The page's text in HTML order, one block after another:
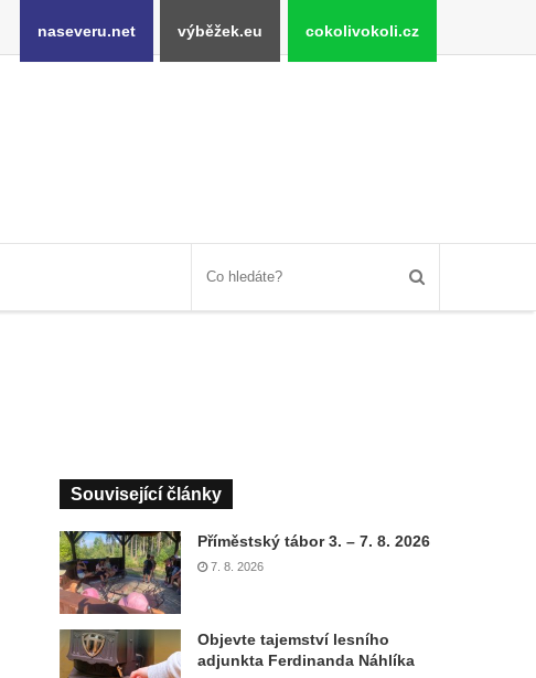
naseveru.net výběžek.eu cokolivokoli.cz
Související články
Příměstský tábor 3. – 7. 8. 2026
7. 8. 2026
Objevte tajemství lesního
adjunkta Ferdinanda Náhlíka